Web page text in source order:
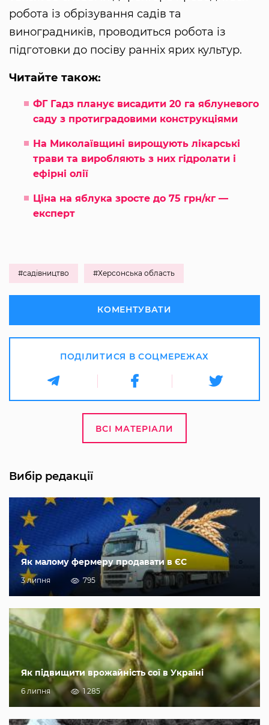
робота із обрізування садів та
виноградників, проводиться робота із
підготовки до посіву ранніх ярих культур.
Читайте також:
ФГ Гадз планує висадити 20 га яблуневого
саду з протиградовими конструкціями
На Миколаївщині вирощують лікарські
трави та виробляють з них гідролати і
ефірні олії
Ціна на яблука зросте до 75 грн/кг —
експерт
#садівництво #Херсонська область
КОМЕНТУВАТИ
ПОДІЛИТИСЯ В СОЦМЕРЕЖАХ
ВСІ МАТЕРІАЛИ
Вибір редакції
Як малому фермеру продавати в ЄС
3 липня 795
Як підвищити врожайність сої в Україні
6 липня 1 285